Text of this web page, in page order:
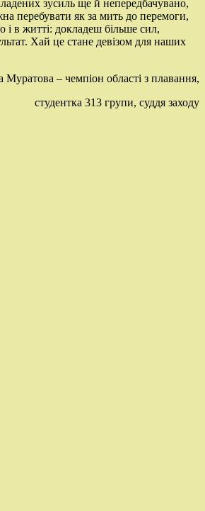
зусиль ще й непередбачувано,
перебувати як за мить до перемоги,
і в житті: докладеш більше сил,
Хай це стане девізом для наших
Муратова – чемпіон області з плавання,
студентка 313 групи, суддя заходу